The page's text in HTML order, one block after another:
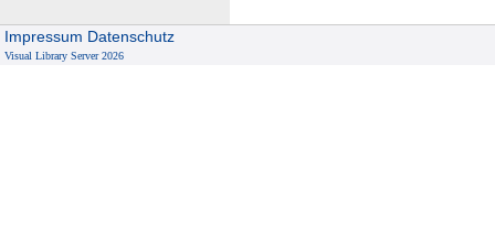
Impressum Datenschutz
Visual Library Server 2026